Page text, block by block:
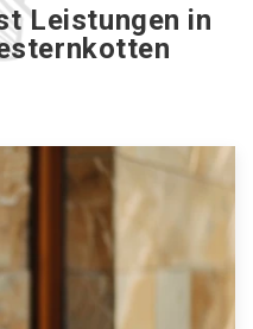
Leistungen in